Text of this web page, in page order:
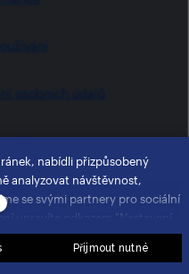
cz
en
solidpixels.
nabídli přizpůsobený
analyzovat návštěvnost,
se svými partnery pro sociální
upravíte odkazem "Nastavení
patičce webu. Podrobnější
soukromí. Souhlasíte s
Přijmout nutné